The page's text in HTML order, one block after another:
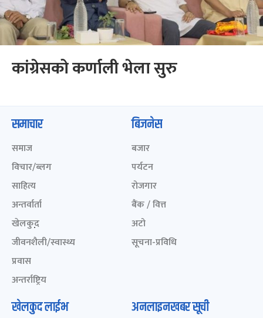
कांग्रेसको कर्णाली भेला सुरु
समाचार
समाज
विचार/ब्लग
साहित्य
अन्तर्वार्ता
खेलकुद़़
जीवनशैली/स्वास्थ्य
प्रवास
अन्तर्राष्ट्रिय
बिजनेस
बजार
पर्यटन
रोजगार
बैंक / वित्त
अटो
सूचना-प्रविधि
खेलकुद लाईभ अनलाइनखबर सूची